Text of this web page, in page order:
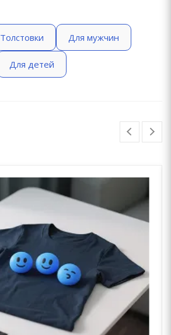
Толстовки Для мужчин
Для детей